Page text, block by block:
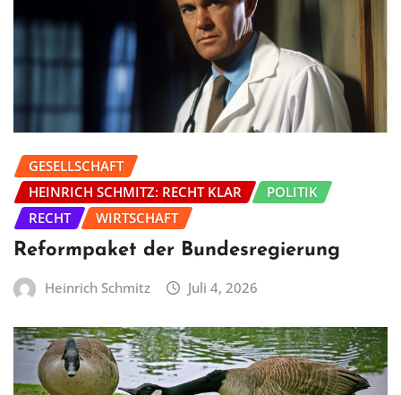
GESELLSCHAFT
HEINRICH SCHMITZ: RECHT KLAR
POLITIK
RECHT
WIRTSCHAFT
Reformpaket der Bundesregierung
Heinrich Schmitz Juli 4, 2026